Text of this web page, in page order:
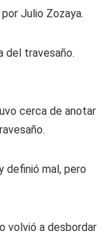
Julio Zozaya.
del travesaño.
cerca de anotar
definió mal, pero
volvió a desbordar